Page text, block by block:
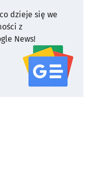
dzieje się we
z
News!
serwisu